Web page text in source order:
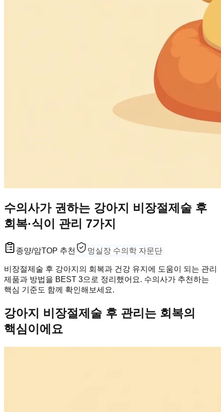
수의사가 권하는 강아지 비장절제술 후
회복·식이 관리 7가지
종양/암TOP 추천 멍실장 수의학 자문단
비장절제술 후 강아지의 회복과 건강 유지에 도움이 되는 관리
제품과 방법을 BEST 3으로 정리했어요. 수의사가 추천하는
핵심 기준도 함께 확인해보세요.
강아지 비장절제술 후 관리는 회복의
핵심이에요